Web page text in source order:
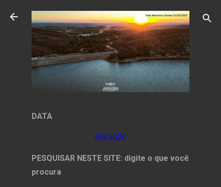
Pular para o conteúdo principal
DATA
8/8/2026
PESQUISAR NESTE SITE: digite o que você
procura